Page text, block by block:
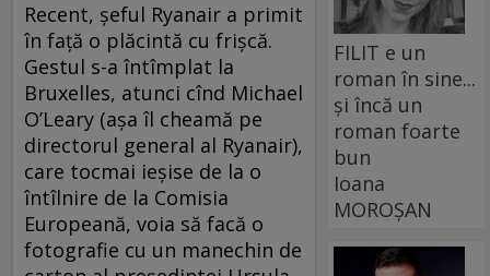
Recent, șeful Ryanair a primit
în față o plăcintă cu frișcă.
Gestul s-a întîmplat la
Bruxelles, atunci cînd Michael
O’Leary (așa îl cheamă pe
directorul general al Ryanair),
care tocmai ieșise de la o
întîlnire de la Comisia
Europeană, voia să facă o
fotografie cu un manechin de
FILIT e un
roman în sine...
și încă un
roman foarte
bun
Ioana
MOROȘAN